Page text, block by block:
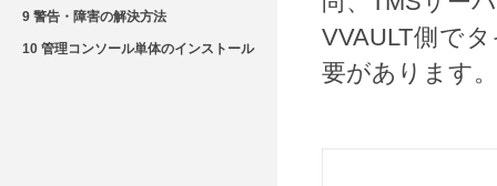
9 警告・障害の解決方法
10 管理コンソール単体のインストール
VVAULT側で
要があります。